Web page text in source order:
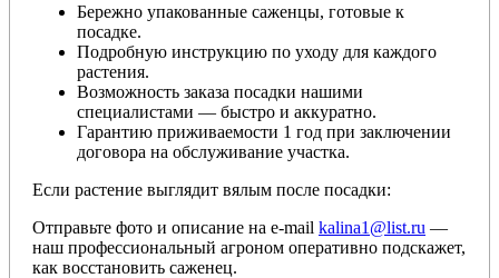
Бережно упакованные саженцы, готовые к
посадке.
Подробную инструкцию по уходу для каждого
растения.
Возможность заказа посадки нашими
специалистами — быстро и аккуратно.
Гарантию приживаемости 1 год при заключении
договора на обслуживание участка.
Если растение выглядит вялым после посадки:
Отправьте фото и описание на e-mail kalina1@list.ru —
наш профессиональный агроном оперативно подскажет,
как восстановить саженец.